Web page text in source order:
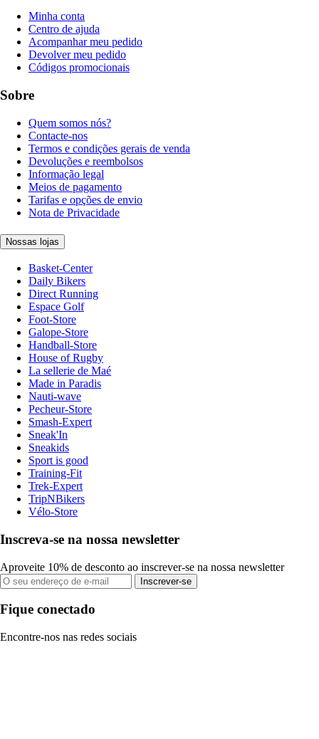
Minha conta
Centro de ajuda
Acompanhar meu pedido
Devolver meu pedido
Códigos promocionais
Sobre
Quem somos nós?
Contacte-nos
Termos e condições gerais de venda
Devoluções e reembolsos
Informação legal
Meios de pagamento
Tarifas e opções de envio
Nota de Privacidade
Nossas lojas
Basket-Center
Daily Bikers
Direct Running
Espace Golf
Foot-Store
Galope-Store
Handball-Store
House of Rugby
La sellerie de Maé
Made in Paradis
Nauti-wave
Pecheur-Store
Smash-Expert
Sneak'In
Sneakids
Sport is good
Training-Fit
Trek-Expert
TripNBikers
Vélo-Store
Inscreva-se na nossa newsletter
Aproveite 10% de desconto ao inscrever-se na nossa newsletter
Inscrever-se
Fique conectado
Encontre-nos nas redes sociais